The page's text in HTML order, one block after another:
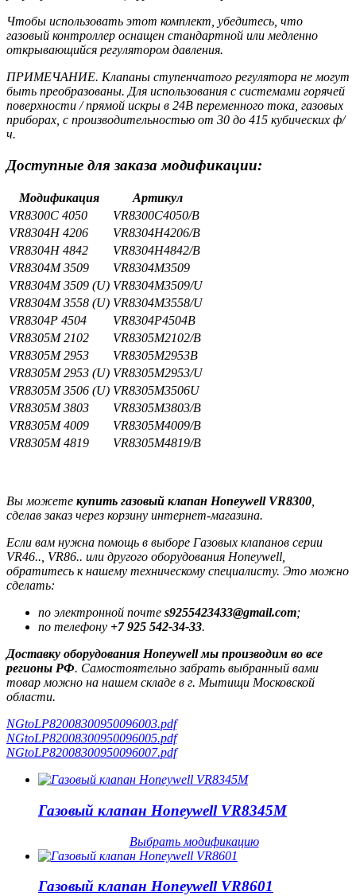
Чтобы использовать этот комплект, убедитесь, что
газовый контроллер оснащен стандартной или медленно
открывающийся регулятором давления.
ПРИМЕЧАНИЕ. Клапаны ступенчатого регулятора не могут
быть преобразованы. Для использования с системами горячей
поверхности / прямой искры в 24В переменного тока, газовых
приборах, с производительностью от 30 до 415 кубических ф/
ч.
Доступные для заказа модификации:
Модификация
Артикул
VR8300C 4050
VR8300C4050/B
VR8304H 4206
VR8304H4206/B
VR8304H 4842
VR8304H4842/B
VR8304M 3509
VR8304M3509
VR8304M 3509 (U) VR8304M3509/U
VR8304M 3558 (U) VR8304M3558/U
VR8304P 4504
VR8304P4504B
VR8305M 2102
VR8305M2102/B
VR8305M 2953
VR8305M2953B
VR8305M 2953 (U) VR8305M2953/U
VR8305M 3506 (U) VR8305M3506U
VR8305M 3803
VR8305M3803/B
VR8305M 4009
VR8305M4009/B
VR8305M 4819
VR8305M4819/B
Вы можете купить газовый клапан Honeywell VR8300
сделав заказ через корзину интернет-магазина.
Если вам нужна помощь в выборе Газовых клапанов серии
VR46.., VR86.. или другого оборудования Honeywell,
обратитесь к нашему техническому специалисту. Это можно
сделать:
по электронной почте s9255423433@gmail.com;
по телефону +7 925 542-34-33.
Доставку оборудования Honeywell мы производим во все
регионы РФ. Самостоятельно забрать выбранный вами
товар можно на нашем складе в г. Мытищи Московской
области.
NGtoLP82008300950096003.pdf
NGtoLP82008300950096005.pdf
NGtoLP82008300950096007.pdf
Газовый клапан Honeywell VR8345M
Выбрать модификацию
Газовый клапан Honeywell VR8601